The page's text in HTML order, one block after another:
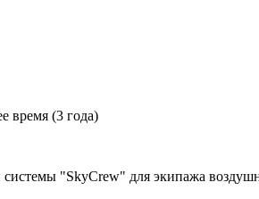
время (3 года)
системы "SkyCrew" для экипажа